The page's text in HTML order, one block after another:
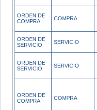
ORDEN DE
COMPRA
COMPRA
ORDEN DE
SERVICIO
SERVICIO
ORDEN DE
SERVICIO
SERVICIO
ORDEN DE
COMPRA
COMPRA